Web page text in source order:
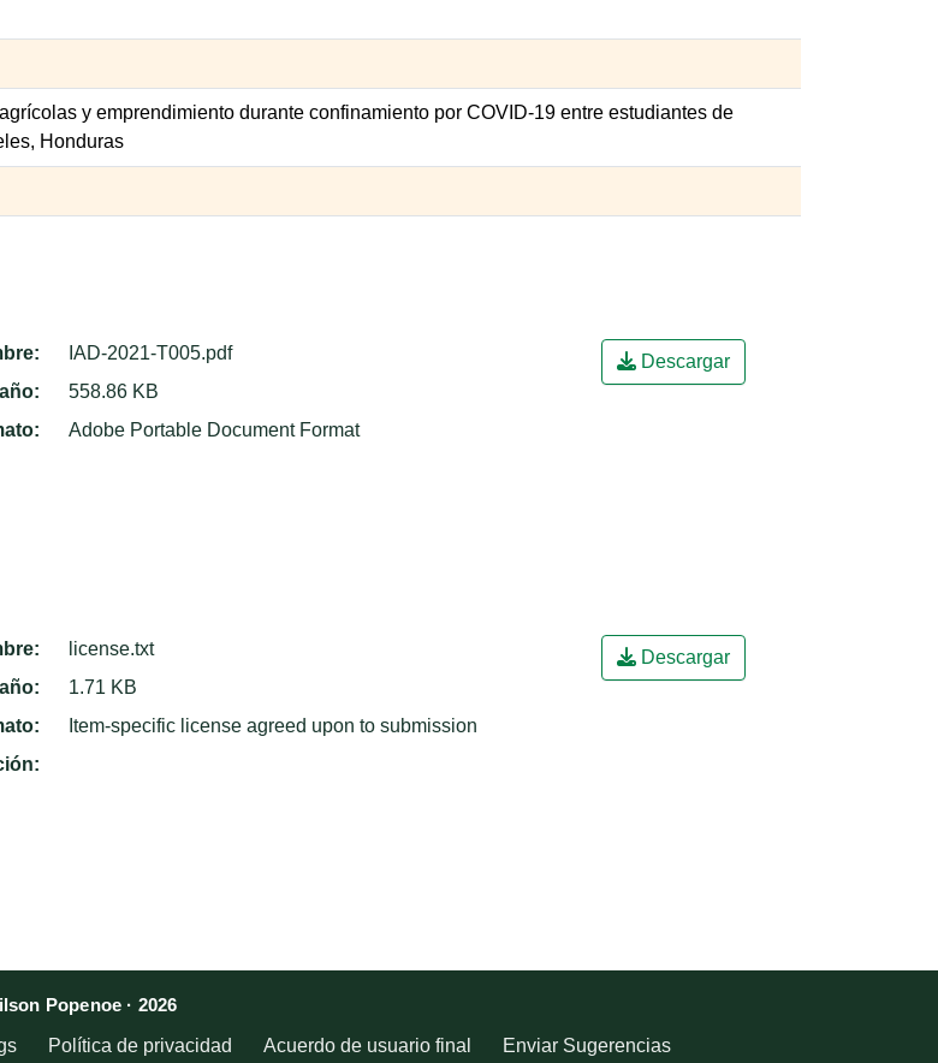
y emprendimiento durante confinamiento por COVID-19 entre estudiantes de
Honduras
IAD-2021-T005.pdf
558.86 KB
Adobe Portable Document Format
Descargar
license.txt
1.71 KB
Item-specific license agreed upon to submission
Descargar
Popenoe · 2026
Política de privacidad Acuerdo de usuario final Enviar Sugerencias